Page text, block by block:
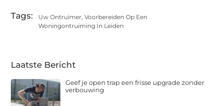
Tags: Uw Ontruimer ,Voorbereiden Op Een
Woningontruiming In Leiden
Laatste Bericht
Geef je open trap een frisse upgrade zonder
verbouwing